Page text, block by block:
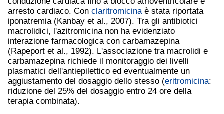
arresto cardiaco. Con claritromicinaè stata riportata
iponatremia (Kanbay et al., 2007). Tra gli antibiotici
macrolidici, l'azitromicina non ha evidenziato
interazione farmacologica con carbamazepina
(Rapeport et al., 1992). L'associazione tra macrolidi e
carbamazepina richiede il monitoraggio dei livelli
plasmatici dell'antiepilettico ed eventualmente un
aggiustamento del dosaggio dello stesso (eritromicina:
riduzione del 25% del dosaggio entro 24 ore della
terapia combinata).